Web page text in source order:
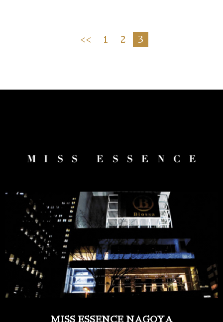
<< 1 2 3
MISS ESSENCE NAGOYA